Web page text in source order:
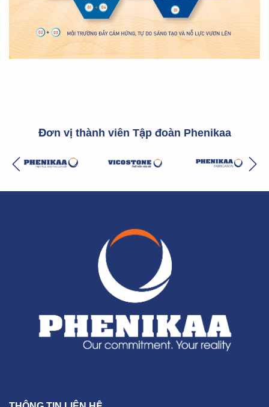
Đơn vị thành viên Tập đoàn Phenikaa